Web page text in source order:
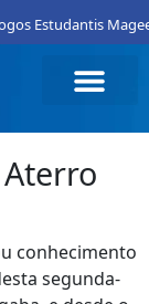
Estudantis
conhecimento
segunda-